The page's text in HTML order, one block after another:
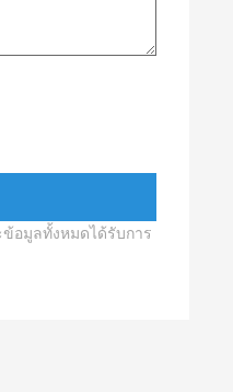
อมูลทั้งหมดได้รับการ